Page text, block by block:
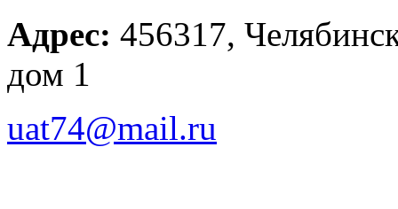
Адрес: 456317,
дом 1
uat74@mail.ru